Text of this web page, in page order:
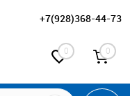
+7(928)368-44-73
0 0